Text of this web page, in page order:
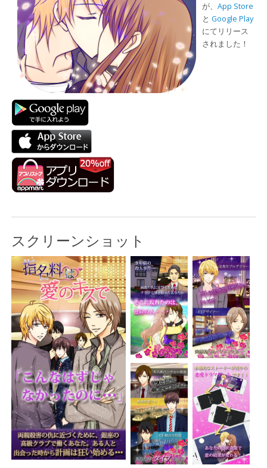
が、 App Store
と Google Play
にてリリース
されました！
スクリーンショット